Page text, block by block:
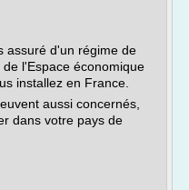
assuré d'un régime de
l'Espace économique
installez en France.
aussi concernés,
dans votre pays de